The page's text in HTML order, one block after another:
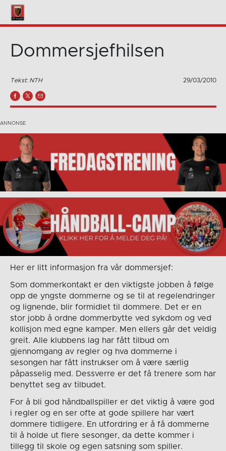
Dommersjefhilsen
Tekst: NTH 29/03/2010
Her er litt informasjon fra vår dommersjef:
Som dommerkontakt er den viktigste jobben å følge
opp de yngste dommerne og se til at regelendringer
og lignende, blir formidlet til dommere. Det er en
stor jobb å ordne dommerbytte ved sykdom og ved
kollisjon med egne kamper. Men ellers går det veldig
greit. Alle klubbens lag har fått tilbud om
gjennomgang av regler og hva dommerne i
sesongen har fått instrukser om å være særlig
påpasselig med. Dessverre er det få trenere som har
benyttet seg av tilbudet.
For å bli god håndballspiller er det viktig å være god
i regler og en ser ofte at gode spillere har vært
dommere tidligere. En utfordring er å få dommerne
til å holde ut flere sesonger, da dette kommer i
tillegg til skole og egen satsning som spiller.